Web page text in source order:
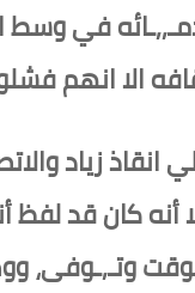
في وسط
الا انهم
انقاذ زياد
أنه كان قد لفظ
وتـ,ـوفى،